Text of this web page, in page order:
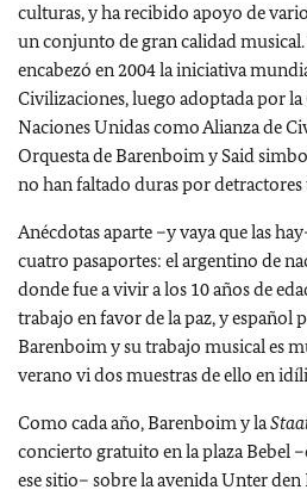
culturas, y ha recibido apoyo de
un conjunto de gran calidad
encabezó en 2004 la iniciativa
Civilizaciones, luego adoptada por
Naciones Unidas como Alianza de
Orquesta de Barenboim y Said
no han faltado duras por detractores
Anécdotas aparte –y vaya que las
cuatro pasaportes: el argentino de
donde fue a vivir a los 10 años de
trabajo en favor de la paz, y español
Barenboim y su trabajo musical es
verano vi dos muestras de ello en
Como cada año, Barenboim y la
concierto gratuito en la plaza Bebel
ese sitio– sobre la avenida Unter